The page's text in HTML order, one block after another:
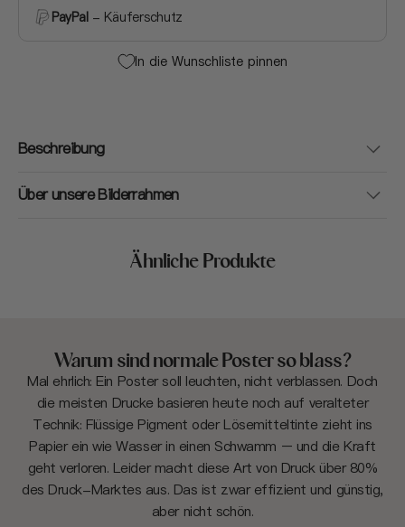
PayPal- Käuferschutz
In die Wunschliste pinnen
Beschreibung
Über unsere Bilderrahmen
Ähnliche Produkte
Warum sind normale Poster so blass?
Mal ehrlich: Ein Poster soll leuchten, nicht verblassen. Doch
die meisten Drucke basieren heute noch auf veralteter
Technik: Flüssige Pigment oder Lösemitteltinte zieht ins
Papier ein wie Wasser in einen Schwamm – und die Kraft
geht verloren. Leider macht diese Art von Druck über 80%
des Druck-Marktes aus. Das ist zwar effizient und günstig,
aber nicht schön.